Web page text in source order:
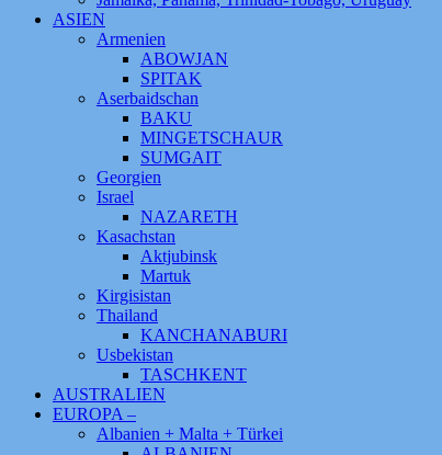
ASIEN
Armenien
ABOWJAN
SPITAK
Aserbaidschan
BAKU
MINGETSCHAUR
SUMGAIT
Georgien
Israel
NAZARETH
Kasachstan
Aktjubinsk
Martuk
Kirgisistan
Thailand
KANCHANABURI
Usbekistan
TASCHKENT
AUSTRALIEN
EUROPA –
Albanien + Malta + Türkei